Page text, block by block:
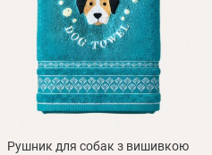
Рушник для собак з вишивкою